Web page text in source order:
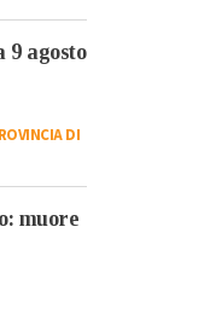
9 agosto
DI
muore